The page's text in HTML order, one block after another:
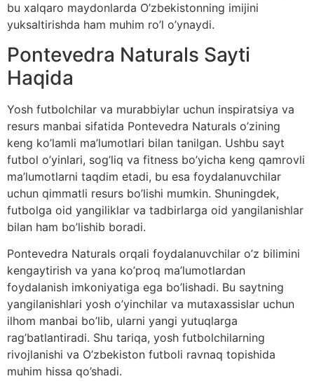
bu xalqaro maydonlarda O’zbekistonning imijini
yuksaltirishda ham muhim ro’l o’ynaydi.
Pontevedra Naturals Sayti
Haqida
Yosh futbolchilar va murabbiylar uchun inspiratsiya va
resurs manbai sifatida Pontevedra Naturals o’zining
keng ko’lamli ma’lumotlari bilan tanilgan. Ushbu sayt
futbol o’yinlari, sog’liq va fitness bo’yicha keng qamrovli
ma’lumotlarni taqdim etadi, bu esa foydalanuvchilar
uchun qimmatli resurs bo’lishi mumkin. Shuningdek,
futbolga oid yangiliklar va tadbirlarga oid yangilanishlar
bilan ham bo’lishib boradi.
Pontevedra Naturals orqali foydalanuvchilar o’z bilimini
kengaytirish va yana ko’proq ma’lumotlardan
foydalanish imkoniyatiga ega bo’lishadi. Bu saytning
yangilanishlari yosh o’yinchilar va mutaxassislar uchun
ilhom manbai bo’lib, ularni yangi yutuqlarga
rag’batlantiradi. Shu tariqa, yosh futbolchilarning
rivojlanishi va O’zbekiston futboli ravnaq topishida
muhim hissa qo’shadi.